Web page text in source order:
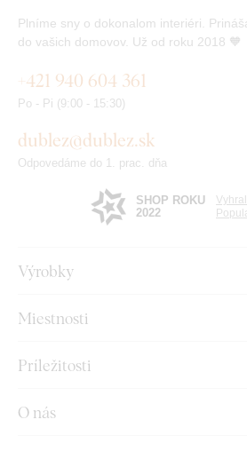
Plníme sny o dokonalom interiéri.
do vašich domovov. Už od roku 2018 🧡
Výrobky
Miestnosti
Príležitosti
O nás
+421 940 604 361
Po - Pi (9:00 - 15:30)
dublez@dublez.sk
Odpovedáme do 1. prac. dňa
SHOP ROKU
2022